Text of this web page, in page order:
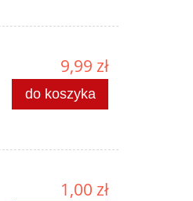
9,99 zł
do koszyka
1,00 zł